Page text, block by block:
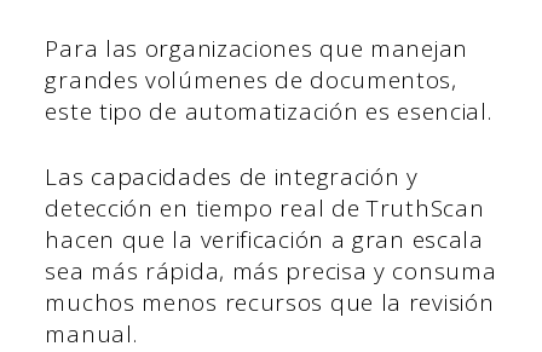
Para las organizaciones que manejan
grandes volúmenes de documentos,
este tipo de automatización es esencial.
Las capacidades de integración y
detección en tiempo real de TruthScan
hacen que la verificación a gran escala
sea más rápida, más precisa y consuma
muchos menos recursos que la revisión
manual.